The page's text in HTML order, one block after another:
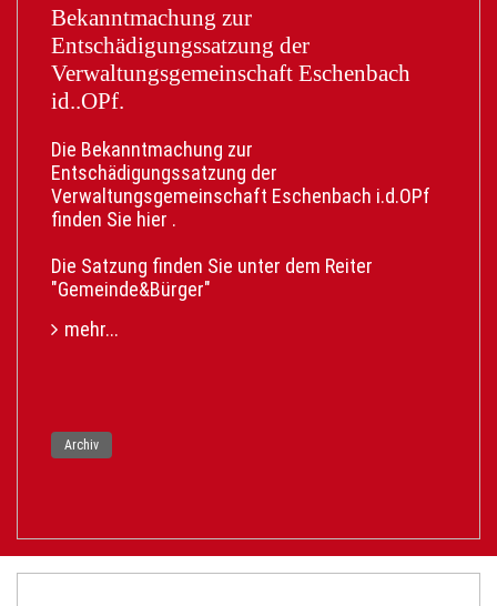
Gerne weitersagen:
Teilen Sie diesen Beitrag aktiv mit Freunden,
Familie und neuen Nachbarn. Helfen Sie mit,
dass möglichst viele von diesem neuen Service
erfahren und ihn fleißig nutzen!
direkt aus. Der Link hierfür ist
https://serviceportal.gemeinsamonline.de/Onlin
edienste/Service/Entry/EWA
Bekanntmachung zur
Entschädigungssatzung der
Verwaltungsgemeinschaft Eschenbach
id..OPf.
Die Bekanntmachung zur
Entschädigungssatzung der
Verwaltungsgemeinschaft Eschenbach i.d.OPf
finden Sie hier .
Die Satzung finden Sie unter dem Reiter
"Gemeinde&Bürger"
mehr...
Archiv